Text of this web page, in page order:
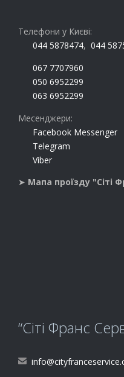
Телефони у Києві:
044 5878474, 044
067 7707960
050 6952299
063 6952299
Месенджери:
Facebook Messenger
Telegram
Viber
➤ Мапа проїзду "Сіті
“Сіті Франс
